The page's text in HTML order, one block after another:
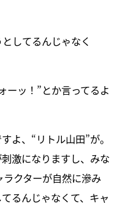
してるんじゃなく
ーッ！”とか言ってるよ
よ、“リトル山田”が。
激になりますし、みな
クターが自然に滲み
るんじゃなくて、キャ